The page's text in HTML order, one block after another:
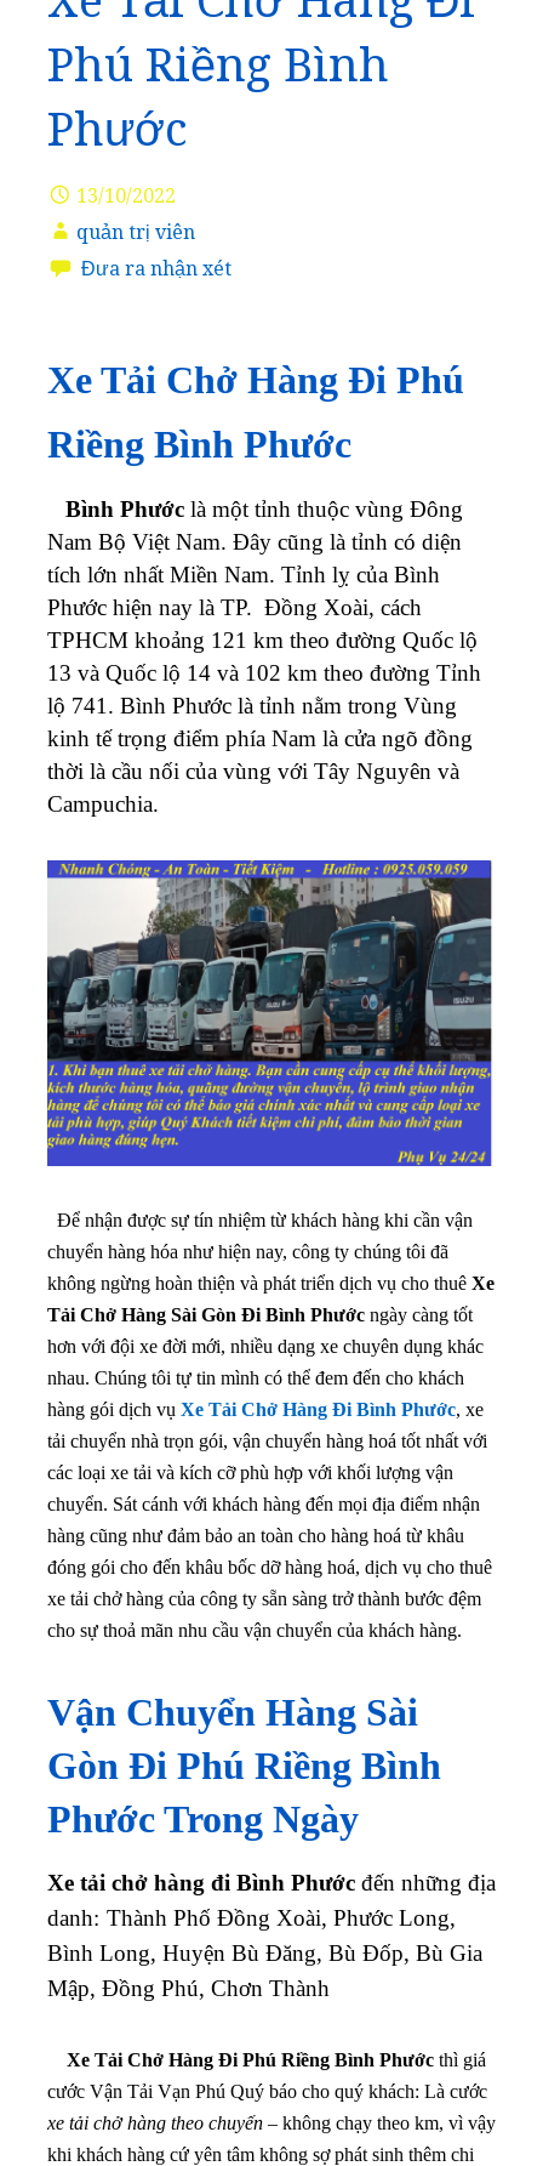
Phú Riềng Bình
Phước
13/10/2022
quản trị viên
Đưa ra nhận xét
Xe Tải Chở Hàng Đi Phú
Riềng Bình Phước
Bình Phước là một tỉnh thuộc vùng Đông
Nam Bộ Việt Nam. Đây cũng là tỉnh có diện
tích lớn nhất Miền Nam. Tỉnh lỵ của Bình
Phước hiện nay là TP. Đồng Xoài, cách
TPHCM khoảng 121 km theo đường Quốc lộ
13 và Quốc lộ 14 và 102 km theo đường Tỉnh
lộ 741. Bình Phước là tỉnh nằm trong Vùng
kinh tế trọng điểm phía Nam là cửa ngõ đồng
thời là cầu nối của vùng với Tây Nguyên và
Campuchia.
Để nhận được sự tín nhiệm từ khách hàng khi cần vận
chuyển hàng hóa như hiện nay, công ty chúng tôi đã
không ngừng hoàn thiện và phát triển dịch vụ cho thuê Xe
Tải Chở Hàng Sài Gòn Đi Bình Phước ngày càng tốt
hơn với đội xe đời mới, nhiều dạng xe chuyên dụng khác
nhau. Chúng tôi tự tin mình có thể đem đến cho khách
hàng gói dịch vụ Xe Tải Chở Hàng Đi Bình Phước, xe
tải chuyển nhà trọn gói, vận chuyển hàng hoá tốt nhất với
các loại xe tải và kích cỡ phù hợp với khối lượng vận
chuyển. Sát cánh với khách hàng đến mọi địa điểm nhận
hàng cũng như đảm bảo an toàn cho hàng hoá từ khâu
đóng gói cho đến khâu bốc dỡ hàng hoá, dịch vụ cho thuê
xe tải chở hàng của công ty sẵn sàng trở thành bước đệm
cho sự thoả mãn nhu cầu vận chuyển của khách hàng.
Vận Chuyển Hàng Sài
Gòn Đi Phú Riềng Bình
Phước Trong Ngày
Xe tải chở hàng đi Bình Phước đến những địa
danh: Thành Phố Đồng Xoài, Phước Long,
Bình Long, Huyện Bù Đăng, Bù Đốp, Bù Gia
Mập, Đồng Phú, Chơn Thành
Xe Tải Chở Hàng Đi Phú Riềng Bình Phước thì giá
cước Vận Tải Vạn Phú Quý báo cho quý khách: Là cước
xe tải chở hàng theo chuyến – không chạy theo km, vì vậy
khi khách hàng cứ yên tâm không sợ phát sinh thêm chi